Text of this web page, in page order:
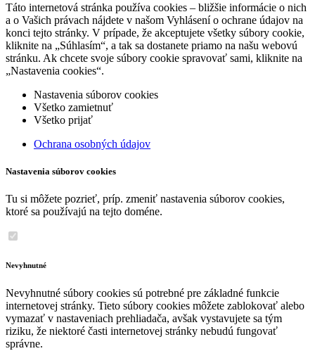
Táto internetová stránka používa cookies – bližšie informácie o nich
a o Vašich právach nájdete v našom Vyhlásení o ochrane údajov na
konci tejto stránky. V prípade, že akceptujete všetky súbory cookie,
kliknite na „Súhlasím“, a tak sa dostanete priamo na našu webovú
stránku. Ak chcete svoje súbory cookie spravovať sami, kliknite na
„Nastavenia cookies“.
Nastavenia súborov cookies
Všetko zamietnuť
Všetko prijať
Ochrana osobných údajov
Nastavenia súborov cookies
Tu si môžete pozrieť, príp. zmeniť nastavenia súborov cookies,
ktoré sa používajú na tejto doméne.
Nevyhnutné
Nevyhnutné súbory cookies sú potrebné pre základné funkcie
internetovej stránky. Tieto súbory cookies môžete zablokovať alebo
vymazať v nastaveniach prehliadača, avšak vystavujete sa tým
riziku, že niektoré časti internetovej stránky nebudú fungovať
správne.